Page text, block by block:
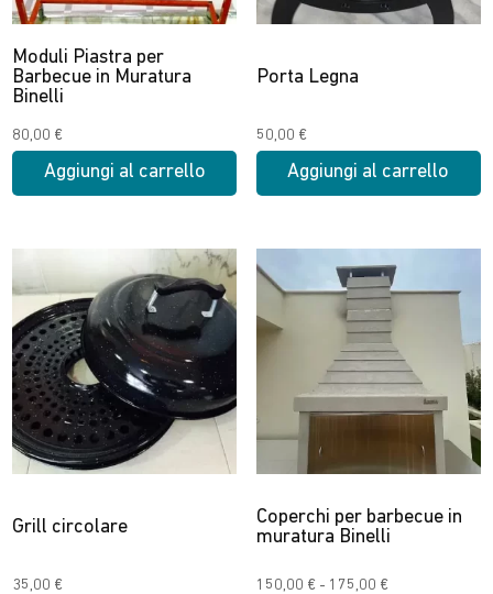
scelte
pagina
prodotto
Moduli Piastra per
Barbecue in Muratura
Binelli
80,00 €
Aggiungi al carrello
Porta Legna
50,00 €
Aggiungi al carrello
Grill circolare
35,00 €
Coperchi per barbecue in
muratura Binelli
150,00 € - 175,00 €Fascia